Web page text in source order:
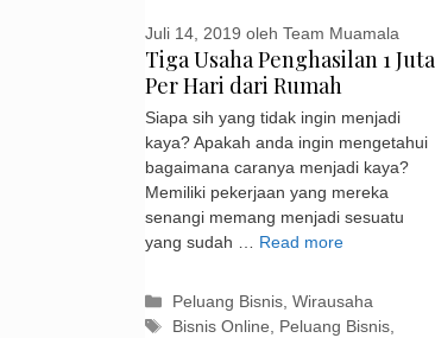
Tiga Usaha Penghasilan 1 Juta
Per Hari dari Rumah
Juli 14, 2019 oleh Team Muamala
Siapa sih yang tidak ingin menjadi
kaya? Apakah anda ingin mengetahui
bagaimana caranya menjadi kaya?
Memiliki pekerjaan yang mereka
senangi memang menjadi sesuatu
yang sudah … Read more
Kategori
Peluang Bisnis,Wirausaha
Tag
Bisnis Online, Peluang Bisnis,